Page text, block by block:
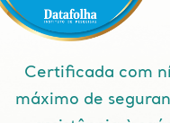
Certificada com
máximo de